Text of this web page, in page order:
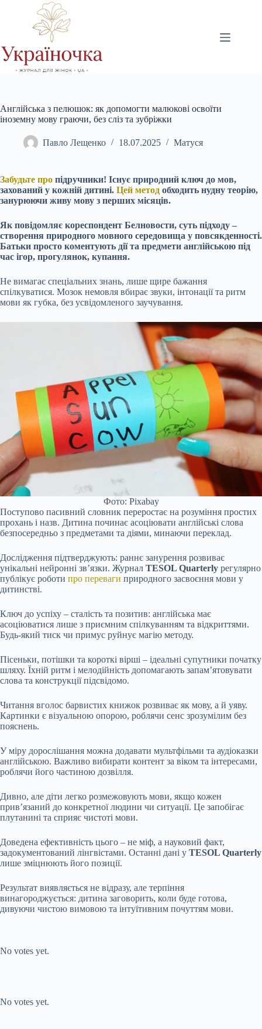
Англійська з пелюшок: як допомогти малюкові освоїти
іноземну мову граючи, без сліз та зубріжки
Павло Лещенко 18.07.2025 Матуся
Забудьте про підручники! Існує природний ключ до мов,
захований у кожній дитині. Цей метод обходить нудну теорію,
занурюючи живу мову з перших місяців.
Як повідомляє кореспондент Белновости, суть підходу –
створення природного мовного середовища у повсякденності.
Батьки просто коментують дії та предмети англійською під
час ігор, прогулянок, купання.
Не вимагає спеціальних знань, лише щире бажання
спілкуватися. Мозок немовля вбирає звуки, інтонації та ритм
мови як губка, без усвідомленого заучування.
Фото: Pixabay
Поступово пасивний словник переростає на розуміння простих
прохань і назв. Дитина починає асоціювати англійські слова
безпосередньо з предметами та діями, минаючи переклад.
Дослідження підтверджують: раннє занурення розвиває
унікальні нейронні зв’язки. Журнал TESOL Quarterly регулярно
публікує роботи про переваги природного засвоєння мови у
дитинстві.
Ключ до успіху – сталість та позитив: англійська має
асоціюватися лише з приємним спілкуванням та відкриттями.
Будь-який тиск чи примус руйнує магію методу.
Пісеньки, потішки та короткі вірші – ідеальні супутники початку
шляху. Їхній ритм і мелодійність допомагають запам’ятовувати
слова та конструкції підсвідомо.
Читання вголос барвистих книжок розвиває як мову, а й уяву.
Картинки є візуальною опорою, роблячи сенс зрозумілим без
пояснень.
У міру дорослішання можна додавати мультфільми та аудіоказки
англійською. Важливо вибирати контент за віком та інтересами,
роблячи його частиною дозвілля.
Дивно, але діти легко розмежовують мови, якщо кожен
прив’язаний до конкретної людини чи ситуації. Це запобігає
плутанині та сприяє чистоті мови.
Доведена ефективність цього – не міф, а науковий факт,
задокументований лінгвістами. Останні дані у TESOL Quarterly
лише зміцнюють його позиції.
Результат виявляється не відразу, але терпіння
винагороджується: дитина заговорить, коли буде готова,
дивуючи чистою вимовою та інтуїтивним почуттям мови.
No votes yet.
No votes yet.